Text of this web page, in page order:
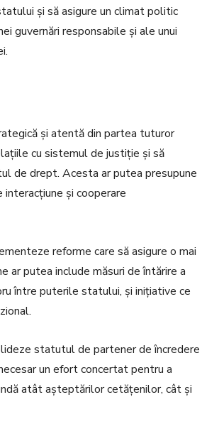
și să asigure un climat politic
guvernări responsabile și ale unui
și atentă din partea tuturor
cu sistemul de justiție și să
de drept. Acesta ar putea presupune
și cooperare
reforme care să asigure o mai
ar putea include măsuri de întărire a
între puterile statului, și inițiative ce
statutul de partener de încredere
un efort concertat pentru a
atât așteptărilor cetățenilor, cât și